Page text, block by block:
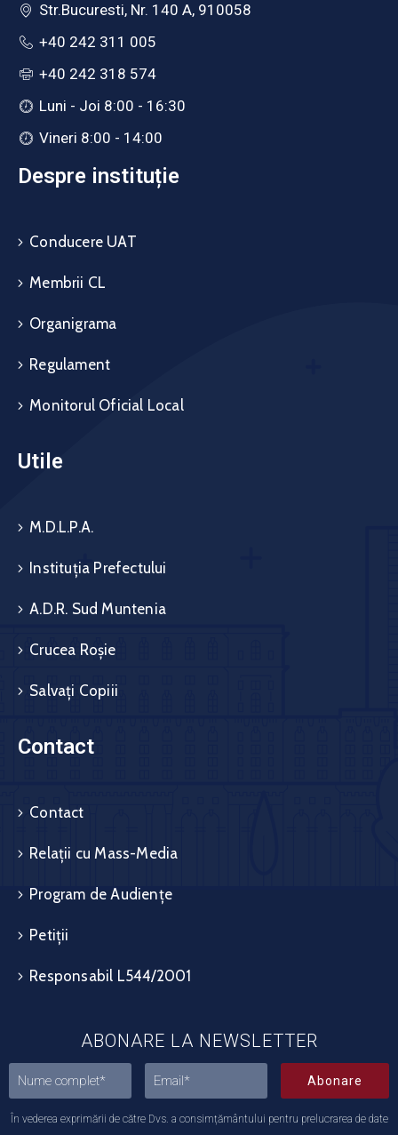
Str.Bucuresti, Nr. 140 A, 910058
+40 242 311 005
+40 242 318 574
Luni - Joi 8:00 - 16:30
Vineri 8:00 - 14:00
Despre instituție
Conducere UAT
Membrii CL
Organigrama
Regulament
Monitorul Oficial Local
Utile
M.D.L.P.A.
Instituția Prefectului
A.D.R. Sud Muntenia
Crucea Roșie
Salvați Copiii
Contact
Contact
Relații cu Mass-Media
Program de Audiențe
Petiții
Responsabil L544/2001
ABONARE LA NEWSLETTER
Abonare
În vederea exprimării de către Dvs. a consimțământului pentru prelucrarea de date